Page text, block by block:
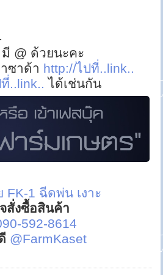
@ ด้วยนะคะ
ซาด้า http://ไปที่..link..
..link.. ได้เช่นกัน
FK-1 ฉีดพ่น เงาะ
สั่งซื้อสินค้า
592-8614
@FarmKaset